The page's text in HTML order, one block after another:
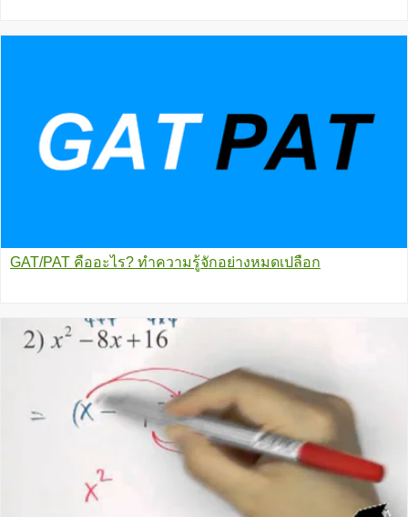
GAT/PAT คืออะไร? ทำความรู้จักอย่างหมดเปลือก